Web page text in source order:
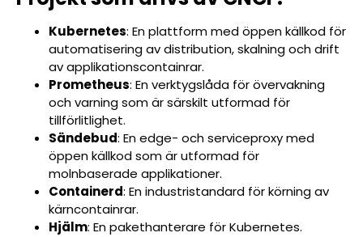
Kubernetes: En plattform med öppen källkod för
automatisering av distribution, skalning och drift
av applikationscontainrar.
Prometheus: En verktygslåda för övervakning
och varning som är särskilt utformad för
tillförlitlighet.
Sändebud: En edge- och serviceproxy med
öppen källkod som är utformad för
molnbaserade applikationer.
Containerd: En industristandard för körning av
kärncontainrar.
Hjälm: En pakethanterare för Kubernetes.